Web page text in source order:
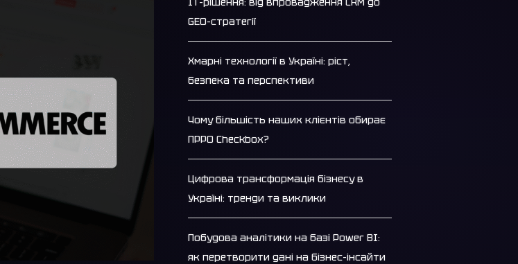
GEO-стратегії
Хмарні технології в Україні: ріст,
безпека та перспективи
Чому більшість наших клієнтів обирає
ПРРО Checkbox?
Цифрова трансформація бізнесу в
Україні: тренди та виклики
Побудова аналітики на базі Power BI:
як перетворити дані на бізнес-інсайти